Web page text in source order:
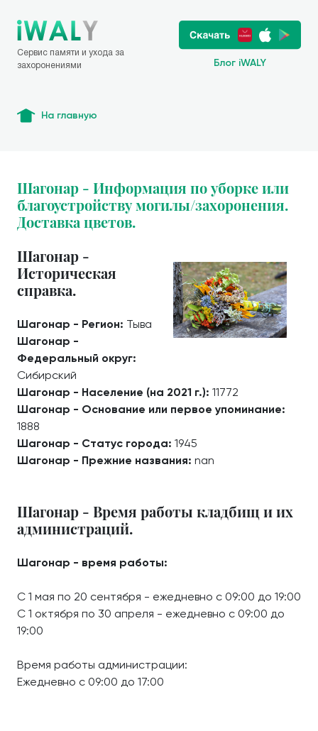
Сервис памяти и ухода за
захоронениями
Блог iWALY
На главную
Шагонар - Информация по уборке или
благоустройству могилы/захоронения.
Доставка цветов.
Шагонар -
Историческая
справка.
Шагонар - Регион: Тыва
Шагонар -
Федеральный округ:
Сибирский
Шагонар - Население (на 2021 г.): 11772
Шагонар - Основание или первое упоминание:
1888
Шагонар - Статус города: 1945
Шагонар - Прежние названия: nan
Шагонар - Время работы кладбищ и их
администраций.
Шагонар - время работы:
С 1 мая по 20 сентября - ежедневно с 09:00 до 19:00
С 1 октября по 30 апреля - ежедневно с 09:00 до
19:00
Время работы администрации:
Ежедневно с 09:00 до 17:00